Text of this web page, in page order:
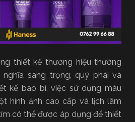
thiết kế thương hiệu thường
sang trọng, quý phái và
kế bao bì, việc sử dụng màu
hình ảnh cao cấp và lịch lãm
có thể được áp dụng để thiết